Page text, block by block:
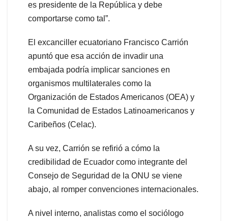
es presidente de la República y debe
comportarse como tal”.
El excanciller ecuatoriano Francisco Carrión
apuntó que esa acción de invadir una
embajada podría implicar sanciones en
organismos multilaterales como la
Organización de Estados Americanos (OEA) y
la Comunidad de Estados Latinoamericanos y
Caribeños (Celac).
A su vez, Carrión se refirió a cómo la
credibilidad de Ecuador como integrante del
Consejo de Seguridad de la ONU se viene
abajo, al romper convenciones internacionales.
A nivel interno, analistas como el sociólogo